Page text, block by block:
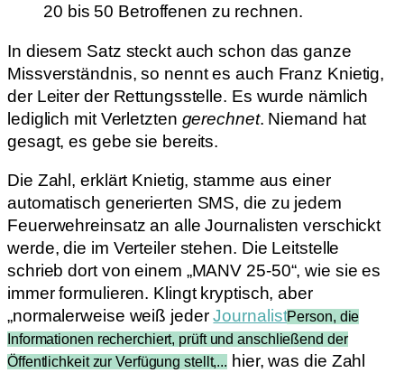
20 bis 50 Betroffenen zu rechnen.
In diesem Satz steckt auch schon das ganze
Missverständnis, so nennt es auch Franz Knietig,
der Leiter der Rettungsstelle. Es wurde nämlich
lediglich mit Verletzten gerechnet. Niemand hat
gesagt, es gebe sie bereits.
Die Zahl, erklärt Knietig, stamme aus einer
automatisch generierten SMS, die zu jedem
Feuerwehreinsatz an alle Journalisten verschickt
werde, die im Verteiler stehen. Die Leitstelle
schrieb dort von einem „MANV 25-50“, wie sie es
immer formulieren. Klingt kryptisch, aber
„normalerweise weiß jederJournalistPerson, die
Informationen recherchiert, prüft und anschließend der
Öffentlichkeit zur Verfügung stellt,... hier, was die Zahl